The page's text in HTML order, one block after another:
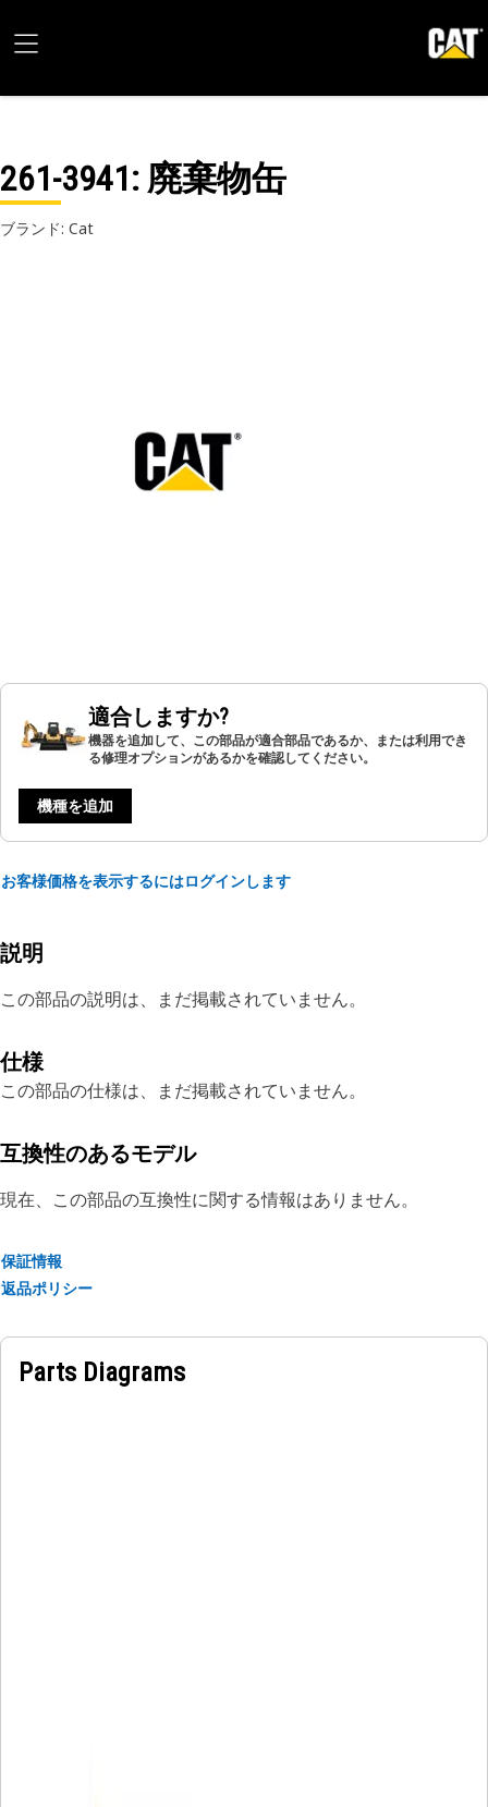
261-3941: 廃棄物缶
ブランド: Cat
適合しますか?
機器を追加して、この部品が適合部品であるか、または利用でき
る修理オプションがあるかを確認してください。
機種を追加
お客様価格を表示するにはログインします
説明
この部品の説明は、まだ掲載されていません。
仕様
この部品の仕様は、まだ掲載されていません。
互換性のあるモデル
現在、この部品の互換性に関する情報はありません。
保証情報
返品ポリシー
Parts Diagrams